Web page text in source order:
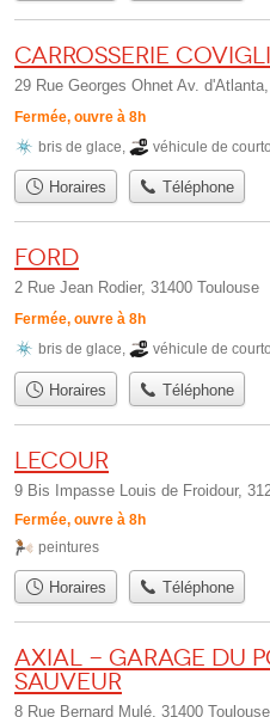
Carrosserie
29 Rue Georges Ohnet Av.
Fermée, ouvre à 8h
bris de glace, véhicule de
Horaires Téléphone
Ford
2 Rue Jean Rodier, 31400 Toulouse
Fermée, ouvre à 8h
bris de glace, véhicule de
Horaires Téléphone
Lecour
9 Bis Impasse Louis de Froidour,
Fermée, ouvre à 8h
peintures
Horaires Téléphone
Axial - Garage du
Sauveur
8 Rue Bernard Mulé, 31400 Toulouse